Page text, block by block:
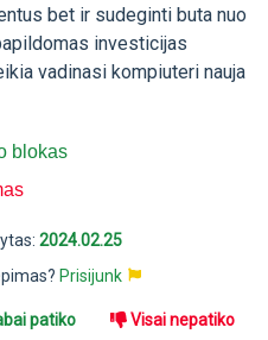
bet ir sudeginti buta nuo
investicijas
vadinasi kompiuteri nauja
blokas
2024.02.25
Prisijunk
patiko Visai nepatiko